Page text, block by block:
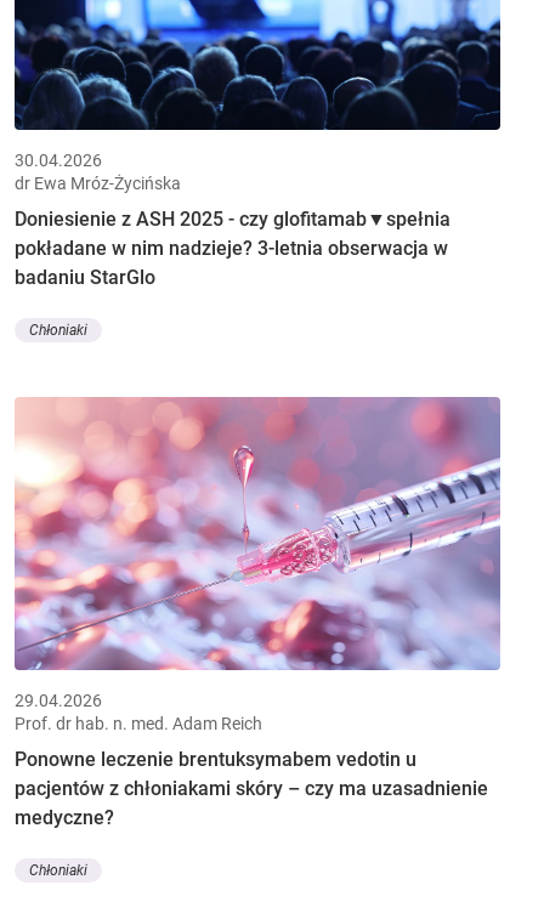
30.04.2026
dr Ewa Mróz-Życińska
Doniesienie z ASH 2025 - czy glofitamab▼spełnia
pokładane w nim nadzieje? 3-letnia obserwacja w
badaniu StarGlo
Chłoniaki
29.04.2026
Prof. dr hab. n. med. Adam Reich
Ponowne leczenie brentuksymabem vedotin u
pacjentów z chłoniakami skóry – czy ma uzasadnienie
medyczne?
Chłoniaki